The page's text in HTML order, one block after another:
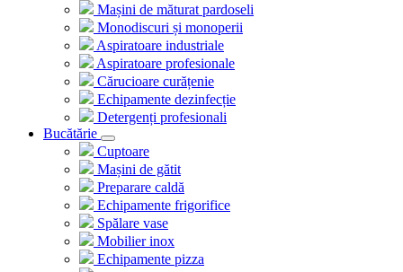
Mașini de măturat pardoseli
Monodiscuri și monoperii
Aspiratoare industriale
Aspiratoare profesionale
Cărucioare curățenie
Echipamente dezinfecție
Detergenți profesionali
Bucătărie
Cuptoare
Mașini de gătit
Preparare caldă
Echipamente frigorifice
Spălare vase
Mobilier inox
Echipamente pizza